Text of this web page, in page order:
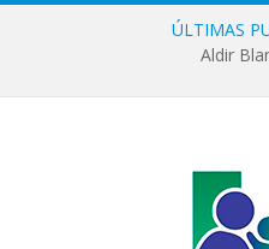
ÚLTIMAS
Aldir